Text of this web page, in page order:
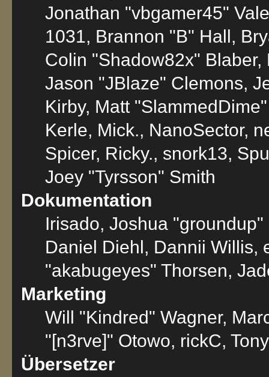
Jonathan "vbgamer45"
1031, Brannon "B" Hall,
Colin "Shadow82x"
Jason "JBlaze" Clemons,
Kirby, Matt
Kerle, Mick., NanoSector,
Spicer, Ricky., snork13,
Joey "Tyrsson" Smith
Dokumentation
Irisado, Joshua
Daniel Diehl, Dannii Willis,
"akabugeyes" Thorsen,
Marketing
Will "Kindred" Wagner,
"[n3rve]" Otowo, rickC,
Übersetzer